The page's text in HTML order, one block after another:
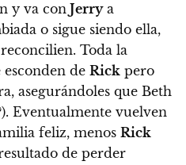
y va con Jerrya
o sigue siendo ella,
Toda la
de Rick pero
asegurándoles que Beth
Eventualmente vuelven
feliz, menos Rick
de perder